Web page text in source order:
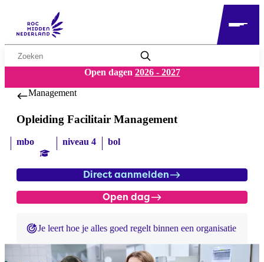
Zoekwoord
Open dagen 2026 - 2027
Management
Opleiding Facilitair Management
mbo niveau 4 bol
Direct aanmelden
Open dag
Je leert hoe je alles goed regelt binnen een organisatie